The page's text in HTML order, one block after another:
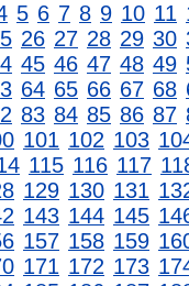
5 6 7 8 9 10 11
26 27 28 29 30
45 46 47 48 49
64 65 66 67 68
83 84 85 86 87
101 102 103
115 116 117
129 130 131
143 144 145
157 158 159
171 172 173